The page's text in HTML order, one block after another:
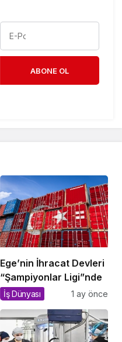
ABONE OL
Ege’nin İhracat Devleri
“Şampiyonlar Ligi”nde
İş Dünyası 1 ay önce